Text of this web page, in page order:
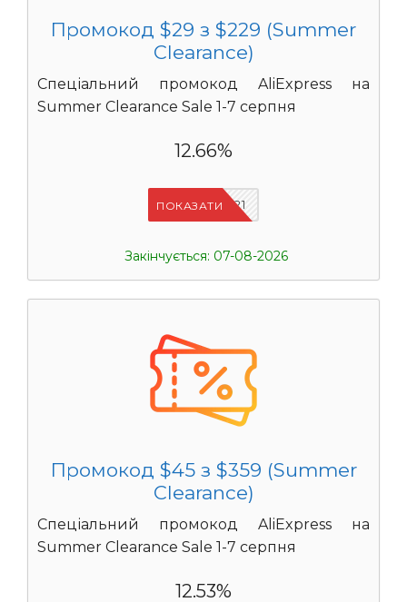
Промокод $29 з $229 (Summer
Clearance)
Спеціальний промокод AliExpress на
Summer Clearance Sale 1-7 серпня
12.66%
IFPYLM21
ПОКАЗАТИ
Закінчується: 07-08-2026
Промокод $45 з $359 (Summer
Clearance)
Спеціальний промокод AliExpress на
Summer Clearance Sale 1-7 серпня
12.53%